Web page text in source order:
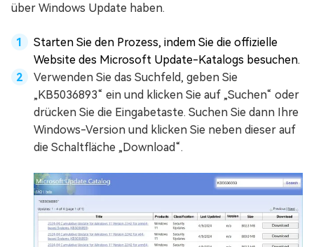
über Windows Update haben.
Starten Sie den Prozess, indem Sie die offizielle
Website des Microsoft Update-Katalogs besuchen.
Verwenden Sie das Suchfeld, geben Sie
„KB5036893“ ein und klicken Sie auf „Suchen“ oder
drücken Sie die Eingabetaste. Suchen Sie dann Ihre
Windows-Version und klicken Sie neben dieser auf
die Schaltfläche „Download“.